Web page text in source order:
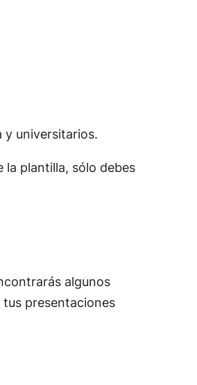
y universitarios.
la plantilla, sólo debes
algunos
presentaciones